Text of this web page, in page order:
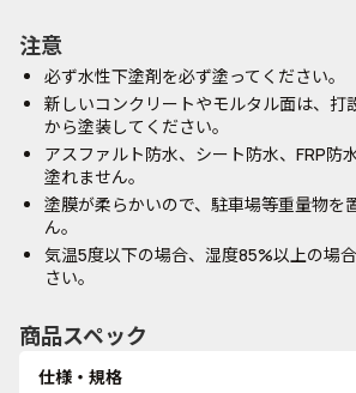
注意
必ず水性下塗剤を必ず塗ってください。
新しいコンクリートやモルタル面は、打
から塗装してください。
アスファルト防水、シート防水、FRP防
塗れません。
塗膜が柔らかいので、駐車場等重量物を
ん。
気温5度以下の場合、湿度85%以上の場
さい。
商品スペック
仕様・規格